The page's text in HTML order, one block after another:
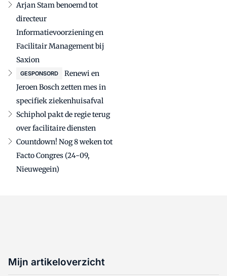
Arjan Stam benoemd tot
directeur
Informatievoorziening en
Facilitair Management bij
Saxion
GESPONSORD
Renewi en
Jeroen Bosch zetten mes in
specifiek ziekenhuisafval
Schiphol pakt de regie terug
over facilitaire diensten
Countdown! Nog 8 weken tot
Facto Congres (24-09,
Nieuwegein)
Mijn artikeloverzicht